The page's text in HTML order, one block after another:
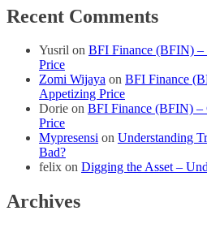
Recent Comments
Yusril on BFI Finance (BFIN) –
Price
Zomi Wijaya on BFI Finance
Appetizing Price
Dorie on BFI Finance (BFIN) –
Price
Mypresensi on Understanding
Bad?
felix on Digging the Asset –
Archives